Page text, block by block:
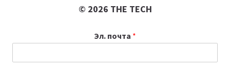
© 2026 THE TECH
Эл. почта *